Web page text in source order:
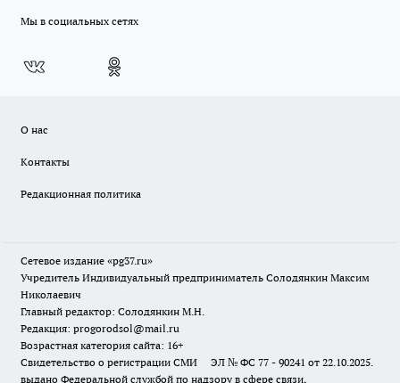
Мы в социальных сетях
О нас
Контакты
Редакционная политика
Сетевое издание «pg37.ru»
Учредитель Индивидуальный предприниматель Солодянкин Максим
Николаевич
Главный редактор: Солодянкин М.Н.
Редакция: progorodsol@mail.ru
Возрастная категория сайта: 16+
Свидетельство о регистрации СМИ ЭЛ № ФС 77 - 90241 от 22.10.2025.
выдано Федеральной службой по надзору в сфере связи,